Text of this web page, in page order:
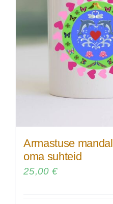
Armastuse
oma suhteid
25,00 €